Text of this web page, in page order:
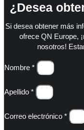
¿Desea
Si desea obtener más
ofrece QN Europe,
nosotros!
Nombre *
Apellido *
Correo electrónico *